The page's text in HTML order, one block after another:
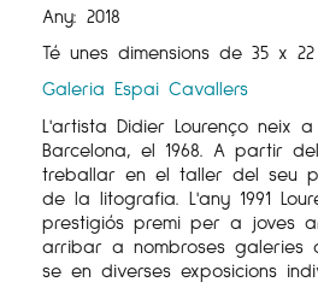
Any: 2018
Té unes dimensions de 35 x 22
Galeria Espai Cavallers
L'artista Didier Lourenço neix
Barcelona, ​​el 1968. A partir
treballar en el taller del seu
de la litografia. L'any 1991
prestigiós premi per a joves
arribar a nombroses galeries
se en diverses exposicions